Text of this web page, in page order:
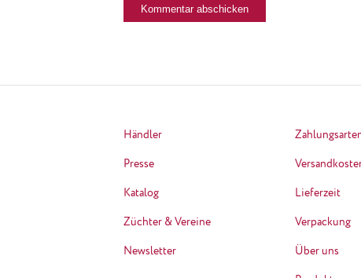
Händler
Presse
Katalog
Züchter & Vereine
Newsletter
Lieferzeit
Verpackung
Über uns